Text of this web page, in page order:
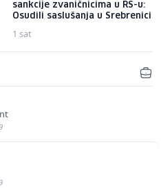
sankcije zvaničnicima u RS-u:
Osudili saslušanja u Srebrenici
1 sat